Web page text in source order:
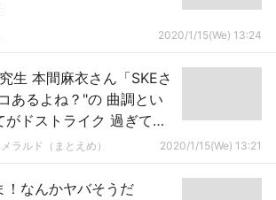
2020/1/15(We) 13:24
生 本間麻衣さん「SKEさ
よね？"の 曲調とい
トライク 過ぎて勉
してる」
ラルド（まとえめ） 2020/1/15(We) 13:21
！なんかヤバそうだ